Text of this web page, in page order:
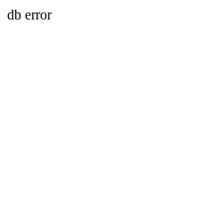
db error